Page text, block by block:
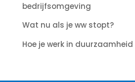
bedrijfsomgeving
Wat nu als je ww stopt?
Hoe je werk in